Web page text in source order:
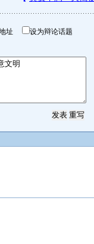
址 设为辩论话题